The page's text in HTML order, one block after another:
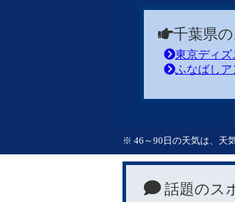
千葉県
東京ディズ
ふなばしア
※ 46～90日の天気は、天
話題のス